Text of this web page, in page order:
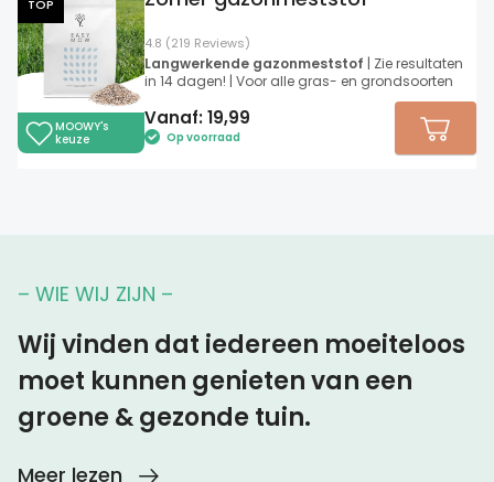
TOP
MOOWY's
keuze
4.8 (219 Reviews)
Langwerkende gazonmeststof | Zie resultaten
in 14 dagen! | Voor alle gras- en grondsoorten
Vanaf: 19,99
Op voorraad
– WIE WIJ ZIJN –
Wij vinden dat iedereen moeiteloos
moet kunnen genieten van een
groene & gezonde tuin.
Meer lezen